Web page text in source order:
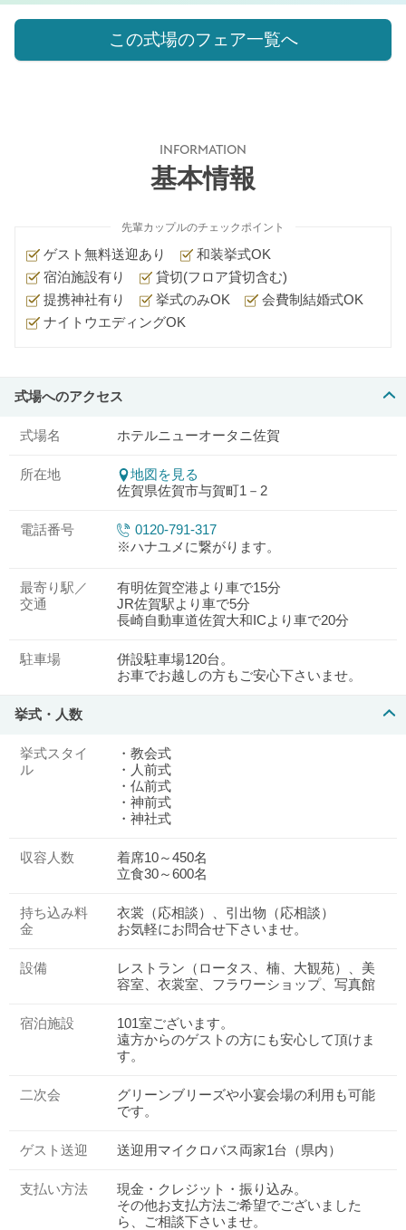
この式場のフェア一覧へ
INFORMATION
基本情報
先輩カップルのチェックポイント
ゲスト無料送迎あり
和装挙式OK
宿泊施設有り
貸切(フロア貸切含む)
提携神社有り
挙式のみOK
会費制結婚式OK
ナイトウエディングOK
式場へのアクセス
式場名 ホテルニューオータニ佐賀
所在地
地図を見る
佐賀県佐賀市与賀町1－2
電話番号
0120-791-317
※ハナユメに繋がります。
最寄り駅／
交通
有明佐賀空港より車で15分
JR佐賀駅より車で5分
長崎自動車道佐賀大和ICより車で20分
駐車場
併設駐車場120台。
お車でお越しの方もご安心下さいませ。
挙式・人数
挙式スタイ
ル
・教会式
・人前式
・仏前式
・神前式
・神社式
収容人数
着席10～450名
立食30～600名
持ち込み料
金
衣裳（応相談）、引出物（応相談）
お気軽にお問合せ下さいませ。
設備
レストラン（ロータス、楠、大観苑）、美
容室、衣裳室、フラワーショップ、写真館
宿泊施設
101室ございます。
遠方からのゲストの方にも安心して頂けま
す。
二次会
グリーンブリーズや小宴会場の利用も可能
です。
ゲスト送迎 送迎用マイクロバス両家1台（県内）
支払い方法
現金・クレジット・振り込み。
その他お支払方法ご希望でございました
ら、ご相談下さいませ。